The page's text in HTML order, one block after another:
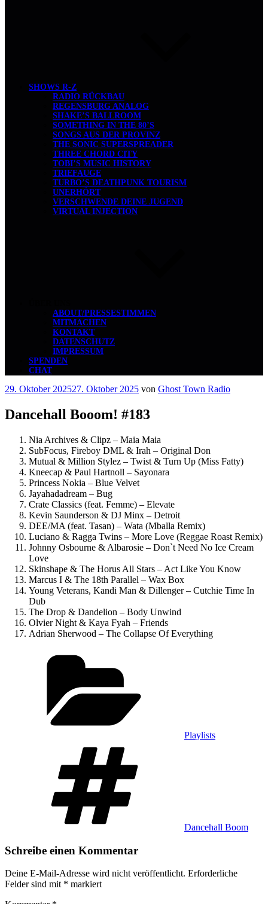
SHOWS R-Z
RADIO RÜCKBAU
REGENSBURG ANALOG
SHAKE’S BALLROOM
SOMETHING IN THE 80’S
SONGS AUS DER PROVINZ
THE SONIC SUPERSPREADER
THREE CHORD CITY
TOBI’S MUSIC HISTORY
TRIEFAUGE
TURBO’S DEATHPUNK TOURISM
UNERHÖRT
VERSCHWENDE DEINE JUGEND
VIRTUAL INJECTION
ABOUT/PRESSESTIMMEN
MITMACHEN
KONTAKT
DATENSCHUTZ
IMPRESSUM
SPENDEN
CHAT
Veröffentlicht
29. Oktober 202527. Oktober 2025 von Ghost Town Radio
Dancehall Booom! #183
Nia Archives & Clipz – Maia Maia
SubFocus, Fireboy DML & Irah – Original Don
Mutual & Million Stylez – Twist & Turn Up (Miss Fatty)
Kneecap & Paul Hartnoll – Sayonara
Princess Nokia – Blue Velvet
Jayahadadream – Bug
Crate Classics (feat. Femme) – Elevate
Kevin Saunderson & DJ Minx – Detroit
DEE/MA (feat. Tasan) – Wata (Mballa Remix)
Luciano & Ragga Twins – More Love (Reggae Roast Remix)
Johnny Osbourne & Albarosie – Don`t Need No Ice Cream
Love
Skinshape & The Horus All Stars – Act Like You Know
Marcus I & The 18th Parallel – Wax Box
Young Veterans, Kandi Man & Dillenger – Cutchie Time In
Dub
The Drop & Dandelion – Body Unwind
Olvier Night & Kaya Fyah – Friends
Adrian Sherwood – The Collapse Of Everything
Playlists
Dancehall Boom
Schreibe einen Kommentar
Deine E-Mail-Adresse wird nicht veröffentlicht. Erforderliche
Felder sind mit * markiert